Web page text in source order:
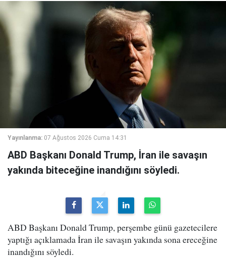
Yayınlanma: 07 Ağustos 2026 Cuma 14:31
ABD Başkanı Donald Trump, İran ile savaşın
yakında biteceğine inandığını söyledi.
ABD Başkanı Donald Trump, perşembe günü gazetecilere
yaptığı açıklamada İran ile savaşın yakında sona ereceğine
inandığını söyledi.